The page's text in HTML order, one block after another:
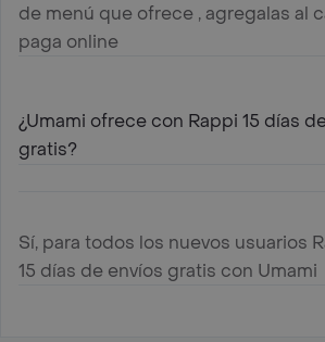
de menú que ofrece , agregalas al
paga online
¿Umami ofrece con Rappi 15 días
gratis?
Sí, para todos los nuevos usuarios
15 días de envíos gratis con Umami